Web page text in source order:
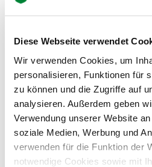
Diese Webseite verwendet
Wir verwenden Cookies, um
personalisieren, Funktionen für
zu können und die Zugriffe auf
analysieren. Außerdem geben
Verwendung unserer Website
soziale Medien, Werbung und
verwenden für die Funktion der
notwendige Cookies sowie mit
Entwickelt wurde er
seine hochwertigen
Sportbereich.
Die gepolsterten
sorgen für einen bequemen
während das robuste
Haltbarkeit sorgt.
Der Rucksack bietet ein